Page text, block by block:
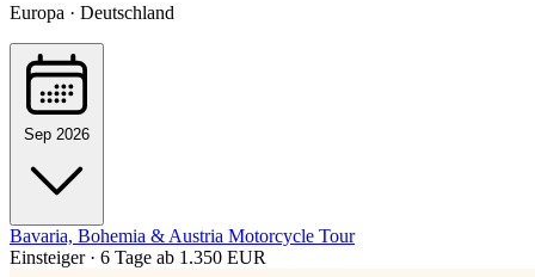
Europa · Deutschland
Sep 2026
Bavaria, Bohemia & Austria Motorcycle Tour
Einsteiger · 6 Tage ab 1.350 EUR